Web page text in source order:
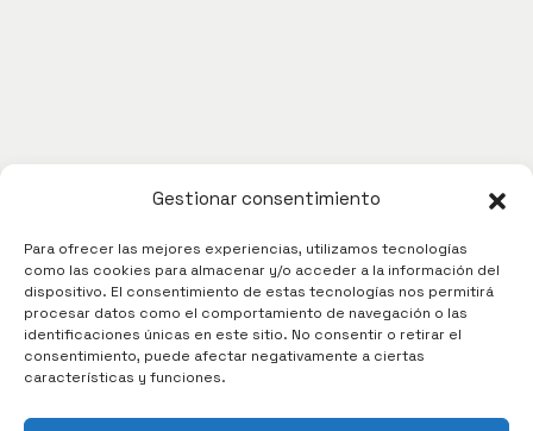
Gestionar consentimiento
Para ofrecer las mejores experiencias, utilizamos tecnologías
como las cookies para almacenar y/o acceder a la información del
dispositivo. El consentimiento de estas tecnologías nos permitirá
procesar datos como el comportamiento de navegación o las
identificaciones únicas en este sitio. No consentir o retirar el
consentimiento, puede afectar negativamente a ciertas
características y funciones.